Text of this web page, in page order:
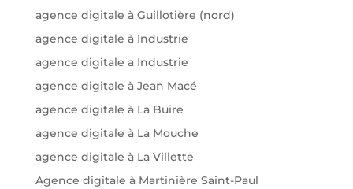
agence digitale à Guillotière (nord)
agence digitale à Industrie
agence digitale a Industrie
agence digitale à Jean Macé
agence digitale à La Buire
agence digitale à La Mouche
agence digitale à La Villette
Agence digitale à Martinière Saint-Paul